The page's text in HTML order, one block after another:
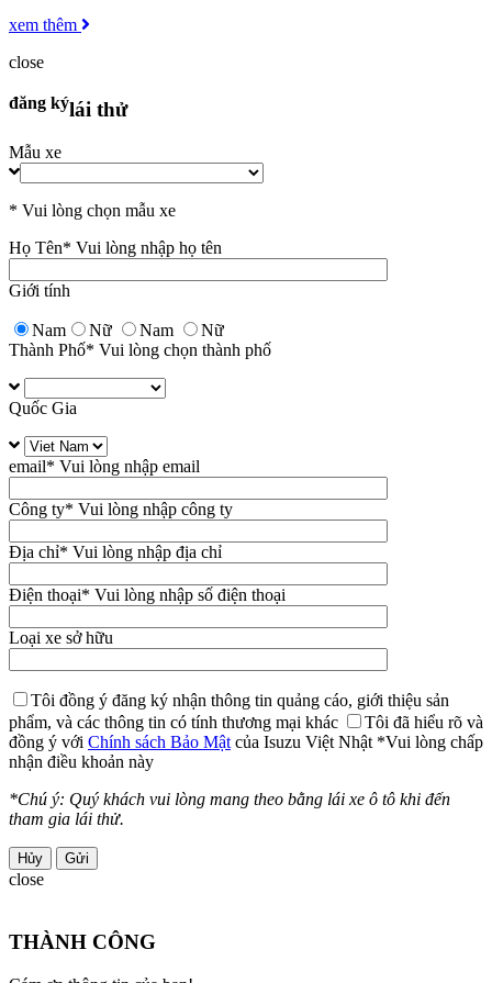
xem thêm
close
đăng kýlái thử
Mẫu xe
* Vui lòng chọn mẫu xe
Họ Tên* Vui lòng nhập họ tên
Giới tính
Nam Nữ Nam
Nữ
Thành Phố* Vui lòng chọn thành phố
Quốc Gia
email* Vui lòng nhập email
Công ty* Vui lòng nhập công ty
Địa chỉ* Vui lòng nhập địa chỉ
Điện thoại* Vui lòng nhập số điện thoại
Loại xe sở hữu
Tôi đồng ý đăng ký nhận thông tin quảng cáo, giới thiệu sản
phẩm, và các thông tin có tính thương mại khác
Tôi đã hiểu rõ và
đồng ý với Chính sách Bảo Mật của Isuzu Việt Nhật *Vui lòng chấp
nhận điều khoản này
*Chú ý: Quý khách vui lòng mang theo bằng lái xe ô tô khi đến
tham gia lái thử.
Hủy
close
THÀNH CÔNG